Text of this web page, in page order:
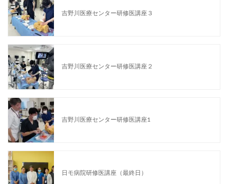
吉野川医療センター研修医講座３
吉野川医療センター研修医講座２
吉野川医療センター研修医講座1
日モ病院研修医講座（最終日）